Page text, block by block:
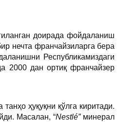
доирада фойдаланиш
нечта франчайзиларга бера
Республикамиздаги
2000 дан ортиқ франчайзер
ҳуқуқни қўлга киритади.
Масалан, “Nestlé”минерал